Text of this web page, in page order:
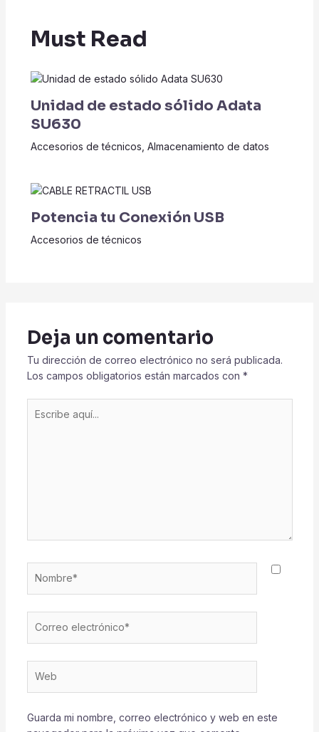
Must Read
Unidad de estado sólido Adata
SU630
Accesorios de técnicos Almacenamiento de datos
Potencia tu Conexión USB
Accesorios de técnicos
Deja un comentario
Tu dirección de correo electrónico no será publicada.
Los campos obligatorios están marcados con *
aquí...
electrónico*
Guarda mi nombre, correo electrónico y web en este